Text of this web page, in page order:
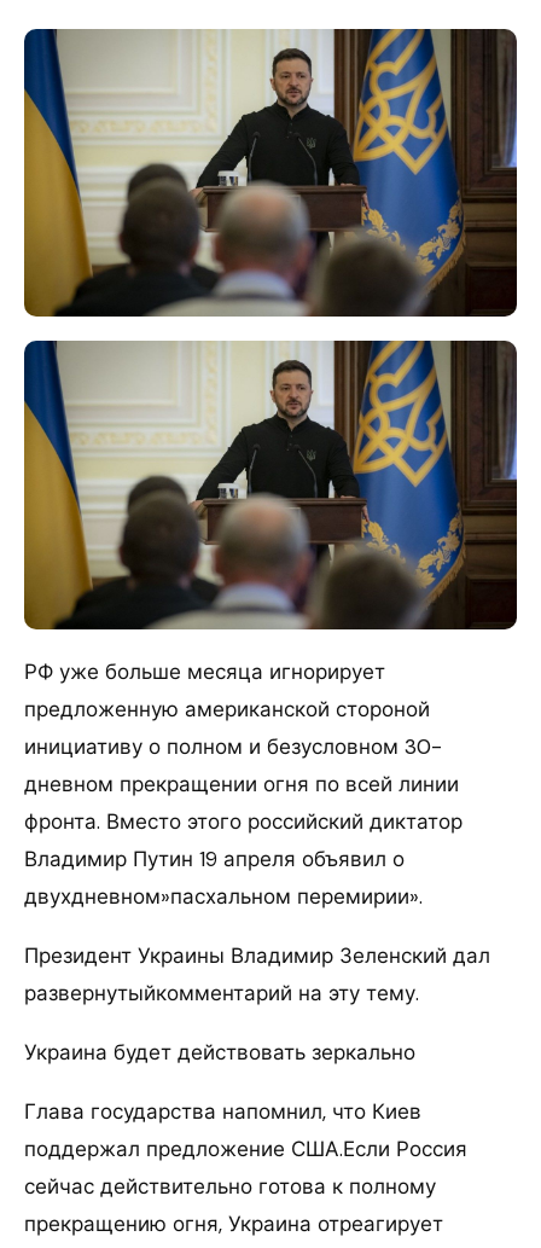
РФ уже больше месяца игнорирует
предложенную американской стороной
инициативу о полном и безусловном 30-
дневном прекращении огня по всей линии
фронта. Вместо этого российский диктатор
Владимир Путин 19 апреля объявил о
двухдневном»пасхальном перемирии».
Президент Украины Владимир Зеленский дал
развернутыйкомментарий на эту тему.
Украина будет действовать зеркально
Глава государства напомнил, что Киев
поддержал предложение США.Если Россия
сейчас действительно готова к полному
прекращению огня, Украина отреагирует